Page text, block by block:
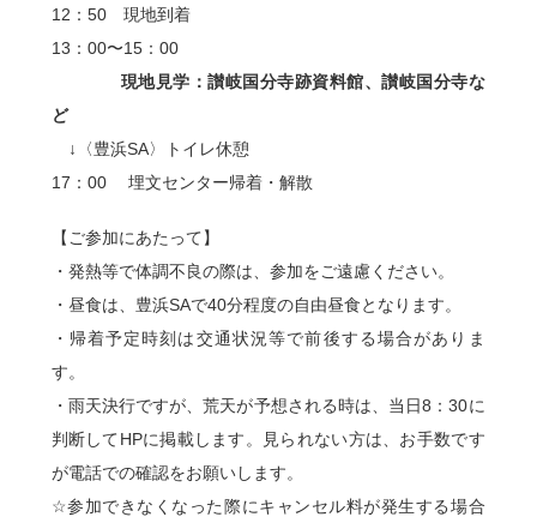
12：50 現地到着
13：00〜15：00
現地見学：讃岐国分寺跡資料館、讃岐国分寺な
ど
↓〈豊浜SA〉トイレ休憩
17：00 埋文センター帰着・解散
【ご参加にあたって】
・発熱等で体調不良の際は、参加をご遠慮ください。
・昼食は、豊浜SAで40分程度の自由昼食となります。
・帰着予定時刻は交通状況等で前後する場合がありま
す。
・雨天決行ですが、荒天が予想される時は、当日8：30に
判断してHPに掲載します。見られない方は、お手数です
が電話での確認をお願いします。
☆参加できなくなった際にキャンセル料が発生する場合